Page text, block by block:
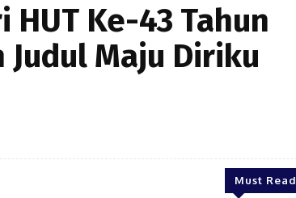
Ke-43 Tahun
Judul Maju Diriku
Must Read